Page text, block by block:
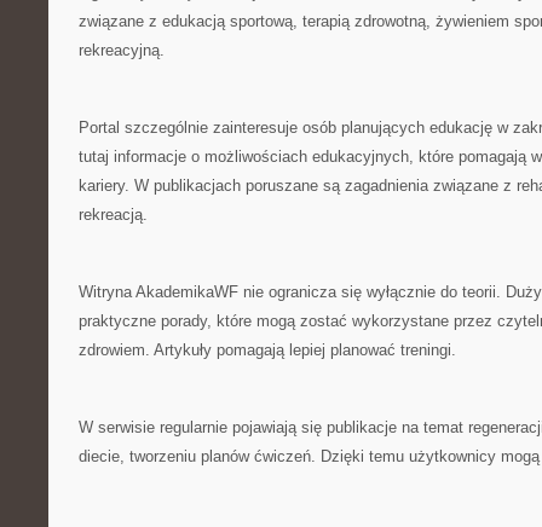
związane z edukacją sportową, terapią zdrowotną, żywieniem
rekreacyjną.
Portal szczególnie zainteresuje osób planujących edukację w
tutaj informacje o możliwościach edukacyjnych, które pomagają
kariery. W publikacjach poruszane są zagadnienia związane z
rekreacją.
Witryna AkademikaWF nie ogranicza się wyłącznie do teorii.
praktyczne porady, które mogą zostać wykorzystane przez
zdrowiem. Artykuły pomagają lepiej planować treningi.
W serwisie regularnie pojawiają się publikacje na temat
diecie, tworzeniu planów ćwiczeń. Dzięki temu użytkownicy